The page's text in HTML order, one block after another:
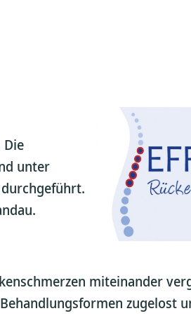
Die
unter
miteinander
zugelost